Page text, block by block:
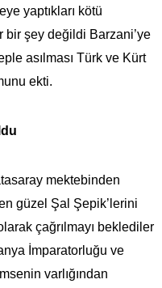
yaptıkları kötü
bir şey değildi Barzani’ye
asılması Türk ve Kürt
ekti.
mektebinden
güzel Şal Şepik’lerini
çağrılmayı beklediler
İmparatorluğu ve
varlığından